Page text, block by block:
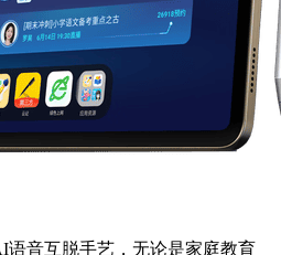
音互脱手艺，无论是家庭教育